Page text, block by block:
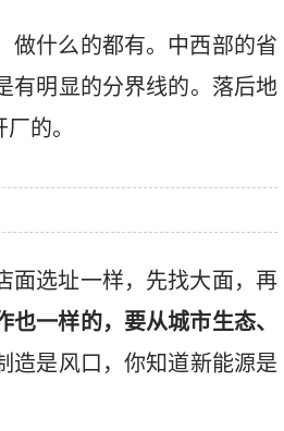
做什么的都有。中西部的省
有明显的分界线的。落后地
的。
面选址一样，先找大面，再
也一样的，要从城市生态、
造是风口，你知道新能源是